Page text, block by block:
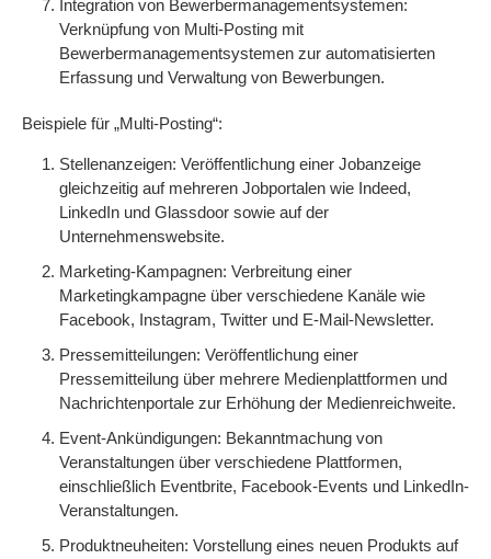
Integration von Bewerbermanagementsystemen:
Verknüpfung von Multi-Posting mit
Bewerbermanagementsystemen zur automatisierten
Erfassung und Verwaltung von Bewerbungen.
Beispiele für „Multi-Posting“:
Stellenanzeigen: Veröffentlichung einer Jobanzeige
gleichzeitig auf mehreren Jobportalen wie Indeed,
LinkedIn und Glassdoor sowie auf der
Unternehmenswebsite.
Marketing-Kampagnen: Verbreitung einer
Marketingkampagne über verschiedene Kanäle wie
Facebook, Instagram, Twitter und E-Mail-Newsletter.
Pressemitteilungen: Veröffentlichung einer
Pressemitteilung über mehrere Medienplattformen und
Nachrichtenportale zur Erhöhung der Medienreichweite.
Event-Ankündigungen: Bekanntmachung von
Veranstaltungen über verschiedene Plattformen,
einschließlich Eventbrite, Facebook-Events und LinkedIn-
Veranstaltungen.
Produktneuheiten: Vorstellung eines neuen Produkts auf